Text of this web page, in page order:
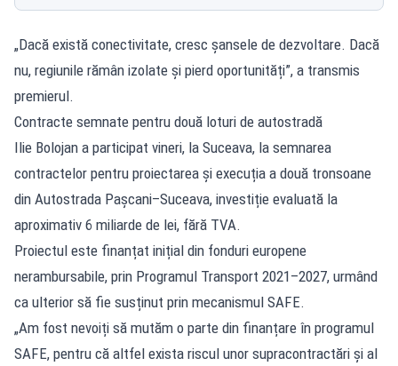
„Dacă există conectivitate, cresc șansele de dezvoltare. Dacă
nu, regiunile rămân izolate și pierd oportunități”, a transmis
premierul.
Contracte semnate pentru două loturi de autostradă
Ilie Bolojan a participat vineri, la Suceava, la semnarea
contractelor pentru proiectarea și execuția a două tronsoane
din Autostrada Pașcani–Suceava, investiție evaluată la
aproximativ 6 miliarde de lei, fără TVA.
Proiectul este finanțat inițial din fonduri europene
nerambursabile, prin Programul Transport 2021–2027, urmând
ca ulterior să fie susținut prin mecanismul SAFE.
„Am fost nevoiți să mutăm o parte din finanțare în programul
SAFE, pentru că altfel exista riscul unor supracontractări și al